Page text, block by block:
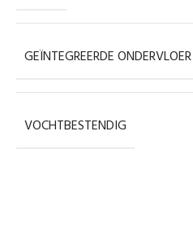
GEÏNTEGREERDE ONDERVLOER
VOCHTBESTENDIG